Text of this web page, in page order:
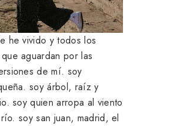
he vivido y todos los
aguardan por las
de mí. soy
soy árbol, raíz y
soy quien arropa al viento
soy san juan, madrid, el